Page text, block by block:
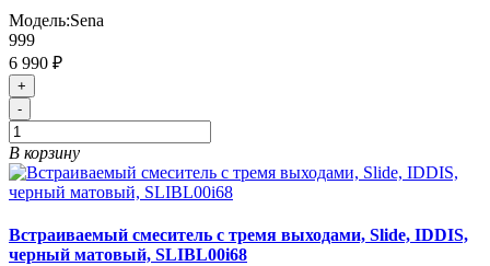
Модель:Sena
999
6 990 ₽
+
-
В корзину
Встраиваемый смеситель с тремя выходами, Slide, IDDIS,
черный матовый, SLIBL00i68